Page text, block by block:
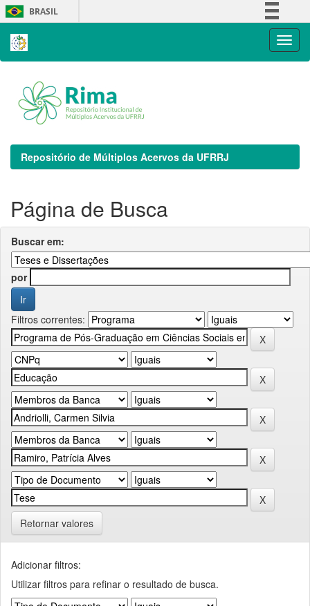
Skip
navigation
BRASIL
Repositório de Múltiplos Acervos da UFRRJ
Página de Busca
Buscar em:
por
Filtros correntes:
Retornar valores
Adicionar filtros:
Utilizar filtros para refinar o resultado de busca.